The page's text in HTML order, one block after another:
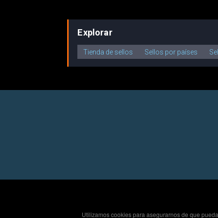
Explorar
Tienda de sellos Sellos por países